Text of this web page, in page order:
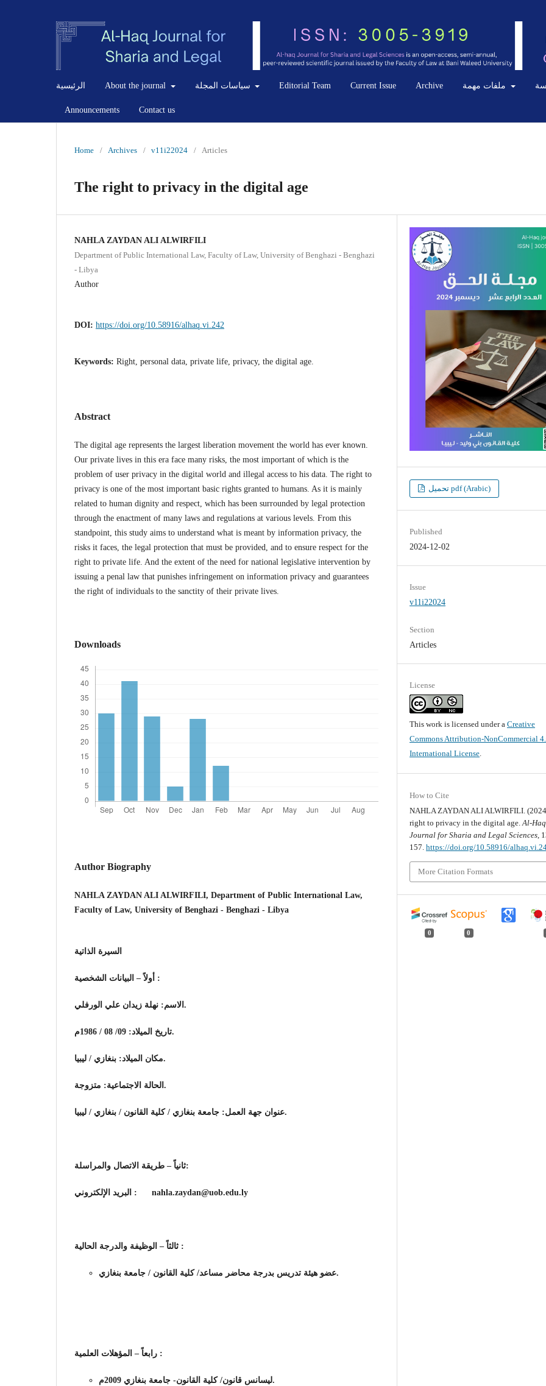
الرئيسية About the journal Editorial Team Current Issue Archive
Announcements Contact us
Home / Archives / v11i22024 / Articles
The right to privacy in the digital age
NAHLA ZAYDAN ALI ALWIRFILI
Department of Public International Law, Faculty of Law, University of Benghazi - Benghazi
- Libya
Author
DOI: https://doi.org/10.58916/alhaq.vi.242
Keywords: Right, personal data, private life, privacy, the digital age.
Abstract
The digital age represents the largest liberation movement the world has ever known.
Our private lives in this era face many risks, the most important of which is the
problem of user privacy in the digital world and illegal access to his data. The right to
privacy is one of the most important basic rights granted to humans. As it is mainly
related to human dignity and respect, which has been surrounded by legal protection
through the enactment of many laws and regulations at various levels. From this
standpoint, this study aims to understand what is meant by information privacy, the
risks it faces, the legal protection that must be provided, and to ensure respect for the
right to private life. And the extent of the need for national legislative intervention by
issuing a penal law that punishes infringement on information privacy and guarantees
the right of individuals to the sanctity of their private lives.
Downloads
Author Biography
NAHLA ZAYDAN ALI ALWIRFILI, Department of Public International Law,
Faculty of Law, University of Benghazi - Benghazi - Libya
السيرة الذاتية
أولاً – البيانات الشخصية :
الاسم: نهلة زيدان علي الورفلي.
تاريخ الميلاد: 09/ 08 / 1986م.
مكان الميلاد: بنغازي / ليبيا.
الحالة الاجتماعية: متزوجة.
عنوان جهة العمل: جامعة بنغازي / كلية القانون / بنغازي / ليبيا.
ثانياً – طريقة الاتصال والمراسلة:
: nahla.zaydan@uob.edu.ly
ثالثاً – الوظيفة والدرجة الحالية :
عضو هيئة تدريس بدرجة محاضر مساعد/ كلية القانون / جامعة بنغازي.
رابعاً – المؤهلات العلمية :
ليسانس قانون/ كلية القانون- جامعة بنغازي 2009م.
تحميل pdf (Arabic)
Published
2024-12-02
Issue
v11i22024
Section
Articles
License
This work is licensed under aCreative
Commons Attribution-NonCommercial
International License.
How to Cite
NAHLA ZAYDAN ALI ALWIRFILI.
right to privacy in the digital age.Al-Haq
Journal for Sharia and Legal Sciences ,
157.https://doi.org/10.58916/
More Citation Formats
0 0